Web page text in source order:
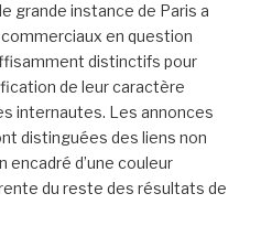
grande instance de Paris a
en question
distinctifs pour
de leur caractère
internautes. Les annonces
distinguées des liens non
encadré d’une couleur
du reste des résultats de